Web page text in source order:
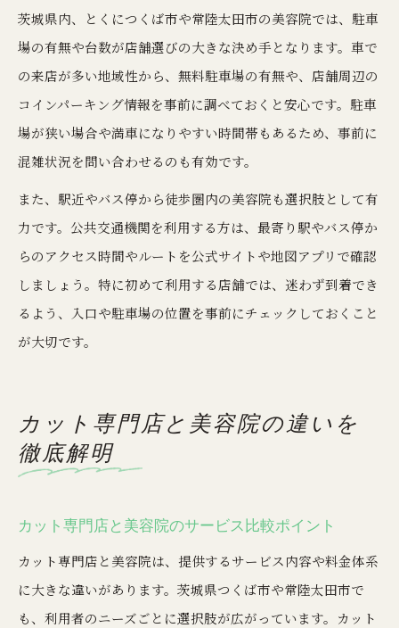
茨城県内、とくにつくば市や常陸太田市の美容院では、駐車
場の有無や台数が店舗選びの大きな決め手となります。車で
の来店が多い地域性から、無料駐車場の有無や、店舗周辺の
コインパーキング情報を事前に調べておくと安心です。駐車
場が狭い場合や満車になりやすい時間帯もあるため、事前に
混雑状況を問い合わせるのも有効です。
また、駅近やバス停から徒歩圏内の美容院も選択肢として有
力です。公共交通機関を利用する方は、最寄り駅やバス停か
らのアクセス時間やルートを公式サイトや地図アプリで確認
しましょう。特に初めて利用する店舗では、迷わず到着でき
るよう、入口や駐車場の位置を事前にチェックしておくこと
が大切です。
カット専門店と美容院の違いを
徹底解明
カット専門店と美容院のサービス比較ポイント
カット専門店と美容院は、提供するサービス内容や料金体系
に大きな違いがあります。茨城県つくば市や常陸太田市で
も、利用者のニーズごとに選択肢が広がっています。カット